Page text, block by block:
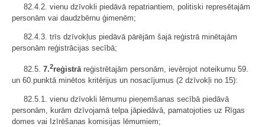
82.4.2. vienu dzīvokli piedāvā repatriantiem, politiski represētajām
personām vai daudzbērnu ģimenēm;
82.4.3. trīs dzīvokļus piedāvā pārējām šajā reģistrā minētajām
personām reģistrācijas secībā;
82.5. 7.2reģistrāreģistrētajām personām, ievērojot noteikumu 59.
un 60.punktā minētos kritērijus un nosacījumus (2 dzīvokļi no 15):
82.5.1. vienu dzīvokli lēmumu pieņemšanas secībā piedāvā
personām, kurām dzīvojamā telpa jāpiedāvā, pamatojoties uz Rīgas
domes vai Izīrēšanas komisijas lēmumiem;